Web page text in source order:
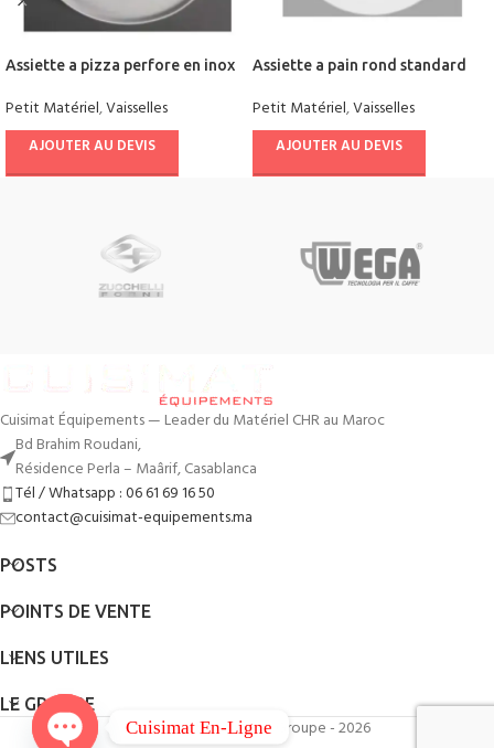
Assiette a pizza perfore en inox
Petit Matériel,Vaisselles
AJOUTER AU DEVIS
Assiette a pain rond standard
Petit Matériel,Vaisselles
AJOUTER AU DEVIS
Cuisimat Équipements — Leader du Matériel CHR au Maroc
Bd Brahim Roudani,
Résidence Perla – Maârif, Casablanca
Tél / Whatsapp : 06 61 69 16 50
contact@cuisimat-equipements.ma
POSTS
POINTS DE VENTE
LIENS UTILES
LE GROUPE
ByQodWeb- Cuisimat Groupe - 2026
Cuisimat En-Ligne